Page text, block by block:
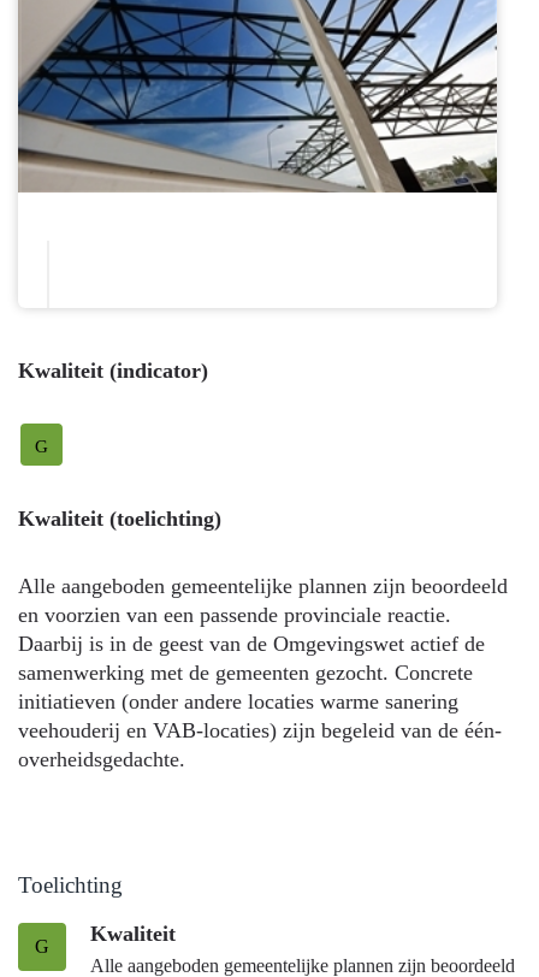
Kwaliteit (indicator)
G
Kwaliteit (toelichting)
Alle aangeboden gemeentelijke plannen zijn beoordeeld
en voorzien van een passende provinciale reactie.
Daarbij is in de geest van de Omgevingswet actief de
samenwerking met de gemeenten gezocht. Concrete
initiatieven (onder andere locaties warme sanering
veehouderij en VAB-locaties) zijn begeleid van de één-
overheidsgedachte.
Toelichting
G
Kwaliteit
Alle aangeboden gemeentelijke plannen zijn beoordeeld